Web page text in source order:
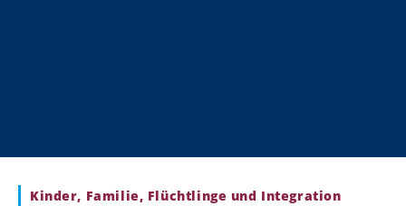
Kinder, Familie, Flüchtlinge und Integration